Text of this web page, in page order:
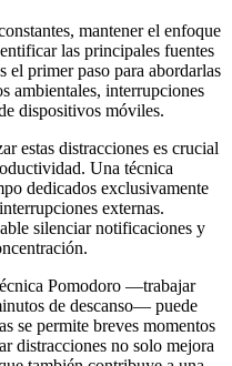
mantener el enfoque
las principales fuentes
el primer paso para abordarlas
ambientales, interrupciones
dispositivos móviles.
estas distracciones es crucial
Una técnica
dedicados exclusivamente
externas.
silenciar notificaciones y
Pomodoro —trabajar
de descanso— puede
se permite breves momentos
distracciones no solo mejora